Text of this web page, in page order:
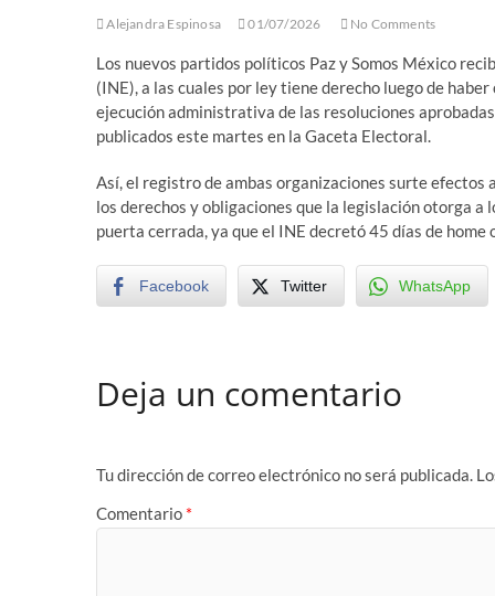
Alejandra Espinosa 01/07/2026 No Comments
Los nuevos partidos políticos Paz y Somos México
(INE), a las cuales por ley tiene derecho luego de
ejecución administrativa de las resoluciones
publicados este martes en la Gaceta Electoral.
Así, el registro de ambas organizaciones surte
los derechos y obligaciones que la legislación otorga
puerta cerrada, ya que el INE decretó 45 días de
Facebook Twitter WhatsApp
Deja un comentario
Tu dirección de correo electrónico no será publicada.
Comentario *